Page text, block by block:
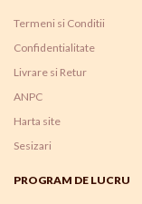
Termeni si Conditii
Confidentialitate
Livrare si Retur
ANPC
Harta site
Sesizari
PROGRAM DE LUCRU